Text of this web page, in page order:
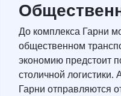
До комплекса Гарни
общественном
экономию предстоит
столичной
Гарни отправляются